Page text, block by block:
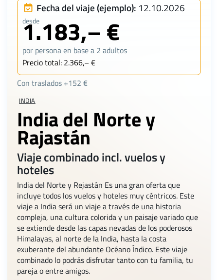
INDIA
India del Norte y
Rajastán
Viaje combinado incl. vuelos y
hoteles
India del Norte y Rejastán Es una gran oferta que
incluye todos los vuelos y hoteles muy céntricos. Este
viaje a India será un viaje a través de una historia
compleja, una cultura colorida y un paisaje variado que
se extiende desde las capas nevadas de los poderosos
Himalayas, al norte de la India, hasta la costa
exuberante del abundante Océano Índico. Este viaje
combinado lo podrás disfrutar tanto con tu familia, tu
pareja o entre amigos.
Fecha del viaje (ejemplo): 12.10.2026
desde
1.183,– €
por persona en base a 2 adultos
Precio total: 2.366,– €
Con traslados +152 €